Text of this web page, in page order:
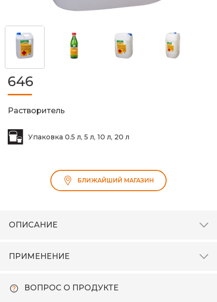
646
Растворитель
Упаковка 0.5 л, 5 л, 10 л, 20 л
БЛИЖАЙШИЙ МАГАЗИН
ОПИСАНИЕ
ПРИМЕНЕНИЕ
ВОПРОС О ПРОДУКТЕ